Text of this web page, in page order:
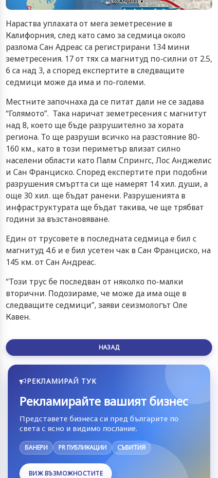
Нараства уплахата от мега земетресение в
Калифорния, след като само за седмица около
разлома Сан Адреас са регистрирани 134 мини
земетресения. 17 от тях са магнитуд по-силни от 2.5,
6 са над 3, а според експертите в следващите
седмици може да има и по-големи.
Местните започнаха да се питат дали не се задава
“Голямото”. Така наричат земетресения с магнитут
над 8, което ще бъде разрушително за хората
региона. То ще разруши всичко на разстояние 80-
160 км., като в този периметър влизат силно
населени области като Палм Спрингс, Лос Анджелис
и Сан Франциско. Според експертите при подобни
разрушения смъртта си ще намерят 14 хил. души, а
още 30 хил. ще бъдат ранени. Разрушенията в
инфраструктурата ще бъдат такива, че ще трябват
години за възстановяване.
Един от трусовете в последната седмица е бил с
магнитуд 4.6 и е бил усетен чак в Сан Франциско, на
145 км. от Сан Андреас.
“Този трус бе последван от няколко по-малки
вторични. Подозираме, че може да има още в
следващите седмици”, заяви сеизмологът Оле
Кавен.
НАЗАД
РЕКЛАМИРАЙ ТУК
Рекламирайте вашият бизнес
Представете бизнеса си пред българите по
света с ясно и видимо послание.
БАНЕРИ PR ПУБЛИКАЦИИ СЪБИТИЯ
ВИЖ ВЪЗМОЖНОСТИТЕ